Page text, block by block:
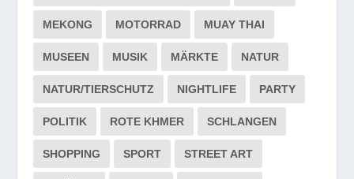
MEKONG MOTORRAD MUAY THAI
MUSEEN MUSIK MÄRKTE NATUR
NATUR/TIERSCHUTZ NIGHTLIFE PARTY
POLITIK ROTE KHMER SCHLANGEN
SHOPPING SPORT STREET ART